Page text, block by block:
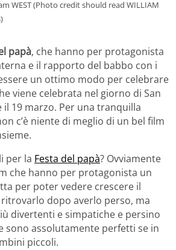
WEST (Photo credit should read WILLIAM
papà, che hanno per protagonista
e il rapporto del babbo con i
un ottimo modo per celebrare
viene celebrata nel giorno di San
il 19 marzo. Per una tranquilla
c’è niente di meglio di un bel film
per la Festa del papà? Ovviamente
che hanno per protagonista un
per poter vedere crescere il
dopo averlo perso, ma
divertenti e simpatiche e persino
sono assolutamente perfetti se in
piccoli.